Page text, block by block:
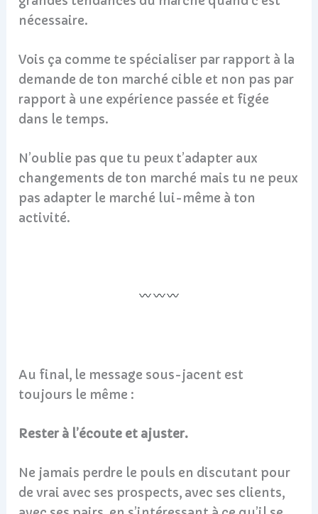
nécessaire.
Vois ça comme te spécialiser par rapport à la
demande de ton marché cible et non pas par
rapport à une expérience passée et figée
dans le temps.
N’oublie pas que tu peux t’adapter aux
changements de ton marché mais tu ne peux
pas adapter le marché lui-même à ton
activité.
Au final, le message sous-jacent est
toujours le même :
Rester à l’écoute et ajuster.
Ne jamais perdre le pouls en discutant pour
de vrai avec ses prospects, avec ses clients,